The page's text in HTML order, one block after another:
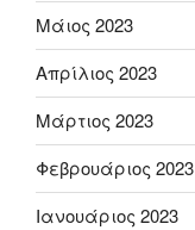
Μάιος 2023
Απρίλιος 2023
Μάρτιος 2023
Φεβρουάριος 2023
Ιανουάριος 2023